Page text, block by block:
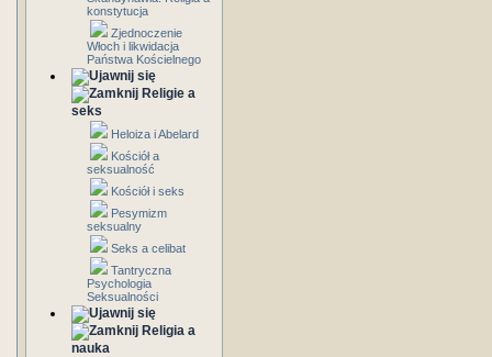
konstytucja
Zjednoczenie
Włoch i likwidacja
Państwa Kościelnego
Religie a
seks
Heloiza i Abelard
Kościół a
seksualność
Kościół i seks
Pesymizm
seksualny
Seks a celibat
Tantryczna
Psychologia
Seksualności
Religia a
nauka